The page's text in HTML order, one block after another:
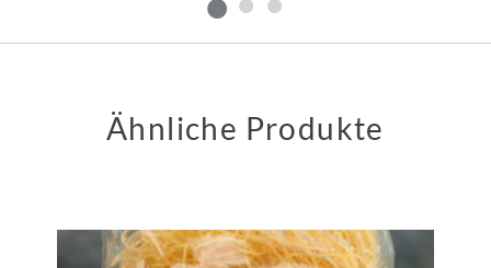
Ähnliche Produkte